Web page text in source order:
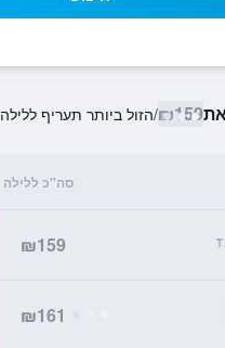
₪159
/הזול ביותר תעריף ללילה
סה"כ ללילה
₪159
₪161